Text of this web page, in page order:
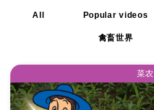
All Popular videos
禽畜世界
菜